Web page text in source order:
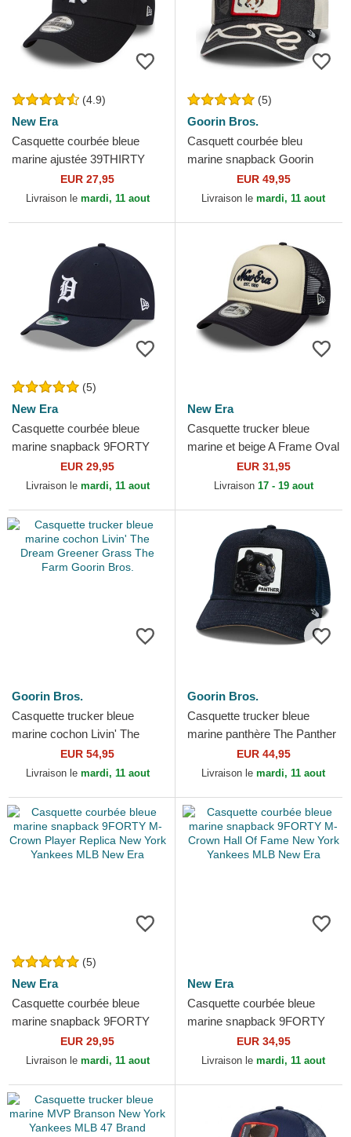
(4.9)
New Era
Casquette courbée bleue
marine ajustée 39THIRTY
Classic New York Yankees
MLB New Era
EUR 27,95
Livraison le mardi, 11 aout
(5)
Goorin Bros.
Casquett courbée bleu
marine snapback Goorin
Bros. Power Full Throttle
Horse Play The Farm Navy...
EUR 49,95
Livraison le mardi, 11 aout
(5)
New Era
Casquette courbée bleue
marine snapback 9FORTY
M-Crown Player Replica
Detroit Tigers MLB New Era
EUR 29,95
Livraison le mardi, 11 aout
New Era
Casquette trucker bleue
marine et beige A Frame Oval
Foam Patch New Era
EUR 31,95
Livraison 17 - 19 aout
Goorin Bros.
Casquette trucker bleue
marine cochon Livin' The
Dream Greener Grass The
Farm Goorin Bros.
EUR 54,95
Livraison le mardi, 11 aout
Goorin Bros.
Casquette trucker bleue
marine panthère The Panther
Global Core Denim The Farm
Goorin Bros.
EUR 44,95
Livraison le mardi, 11 aout
(5)
New Era
Casquette courbée bleue
marine snapback 9FORTY
M-Crown Player Replica
New York Yankees MLB
EUR 29,95
Livraison le mardi, 11 aout
New Era
Casquette courbée bleue
marine snapback 9FORTY
M-Crown Hall Of Fame New
York Yankees MLB New Era
EUR 34,95
Livraison le mardi, 11 aout